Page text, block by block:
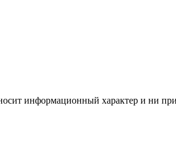
информационный характер и ни